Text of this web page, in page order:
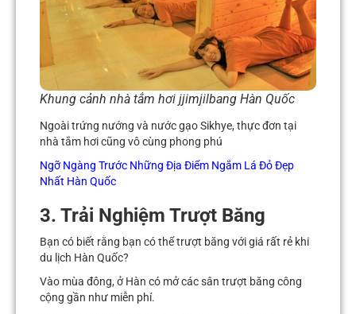
Khung cảnh nhà tắm hơi jjimjilbang Hàn Quốc
Ngoài trứng nướng và nước gạo Sikhye, thực đơn tại
nhà tắm hơi cũng vô cùng phong phú
Ngỡ Ngàng Trước Những Địa Điểm Ngắm Lá Đỏ Đẹp
Nhất Hàn Quốc
3. Trải Nghiệm Trượt Băng
Bạn có biết rằng bạn có thể trượt băng với giá rất rẻ khi
du lịch Hàn Quốc?
Vào mùa đông, ở Hàn có mở các sân trượt băng công
cộng gần như miễn phí.